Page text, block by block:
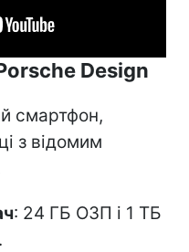
Design
смартфон,
з відомим
: 24 ГБ ОЗП і 1 ТБ